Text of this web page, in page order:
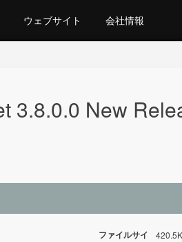
ウェブサイト 会社情報
3.8.0.0 New
ファイルサイ